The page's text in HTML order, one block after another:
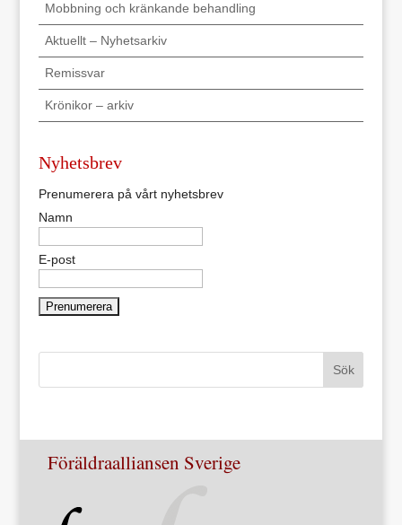
Mobbning och kränkande behandling
Aktuellt – Nyhetsarkiv
Remissvar
Krönikor – arkiv
Nyhetsbrev
Prenumerera på vårt nyhetsbrev
Namn
E-post
Föräldraalliansen Sverige